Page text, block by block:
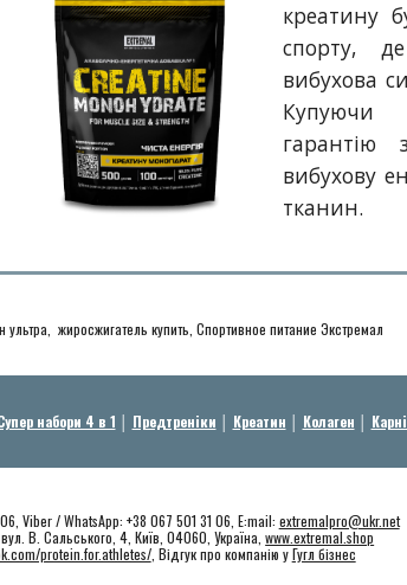
креатину
спорту,
вибухова
Купуючи
гарантію
вибухову
тканин.
ультра, жиросжигатель купить, Спортивное питание Экстремал
набори 4 в 1 │ Предтреніки │ Креатин │ Колаген │
Viber / WhatsApp: +38 067 501 31 06, E:mail: extremalpro@ukr.net
В. Сальського, 4, Київ, 04060, Україна,www.extremal.shop
protein.for.athletes/, Відгук про компанію уГугл бізнес